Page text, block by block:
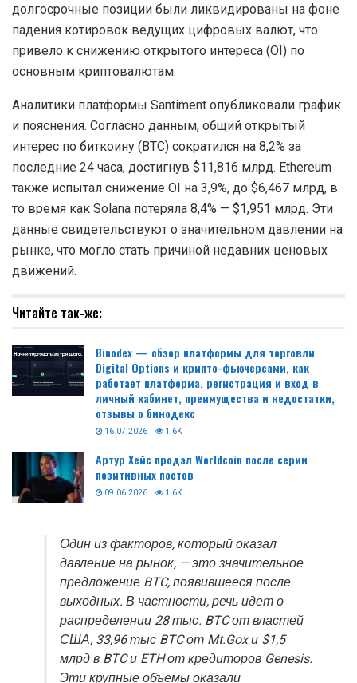
долгосрочные позиции были ликвидированы на фоне
падения котировок ведущих цифровых валют, что
привело к снижению открытого интереса (OI) по
основным криптовалютам.
Аналитики платформы Santiment опубликовали график
и пояснения. Согласно данным, общий открытый
интерес по биткоину (BTC) сократился на 8,2% за
последние 24 часа, достигнув $11,816 млрд. Ethereum
также испытал снижение OI на 3,9%, до $6,467 млрд, в
то время как Solana потеряла 8,4% — $1,951 млрд. Эти
данные свидетельствуют о значительном давлении на
рынке, что могло стать причиной недавних ценовых
движений.
Читайте так-же:
Binodex — обзор платформы для торговли
Digital Options и крипто-фьючерсами, как
работает платформа, регистрация и вход в
личный кабинет, преимущества и недостатки,
отзывы о бинодекс
16.07.2026 1.6K
Артур Хейс продал Worldcoin после серии
позитивных постов
09.06.2026 1.6K
Один из факторов, который оказал
давление на рынок, — это значительное
предложение BTC, появившееся после
выходных. В частности, речь идет о
распределении 28 тыс. BTC от властей
США, 33,96 тыс BTC от Mt.Gox и $1,5
млрд в BTC и ETH от кредиторов Genesis.
Эти крупные объемы оказали